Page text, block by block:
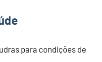
para condições de